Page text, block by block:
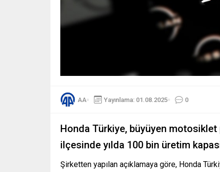
AA Yayınlama: 01.08.2025 0
Honda Türkiye, büyüyen motosiklet
ilçesinde yılda 100 bin üretim
Şirketten yapılan açıklamaya göre, Honda